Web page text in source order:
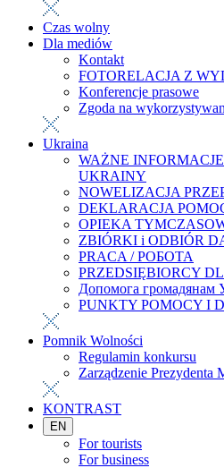
Czas wolny
Dla mediów
Kontakt
FOTORELACJA Z
Konferencje prasowe
Zgoda na
Ukraina
WAŻNE
UKRAINY
NOWELIZACJA
DEKLARACJA
OPIEKA
ZBIÓRKI i ODBIÓR
PRACA / РОБОТА
PRZEDSIĘBIORCY
Допомога громадянам
PUNKTY POMOCY I
Pomnik Wolności
Regulamin konkursu
Zarządzenie Prezydenta
KONTRAST
EN
For tourists
For business